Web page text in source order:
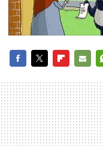
MAIL